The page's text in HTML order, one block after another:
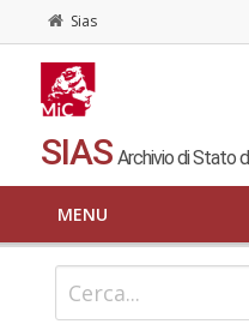
Sias
SIAS Archivio di Stato
MENU